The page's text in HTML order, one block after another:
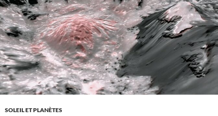
SOLEIL ET PLANÈTES